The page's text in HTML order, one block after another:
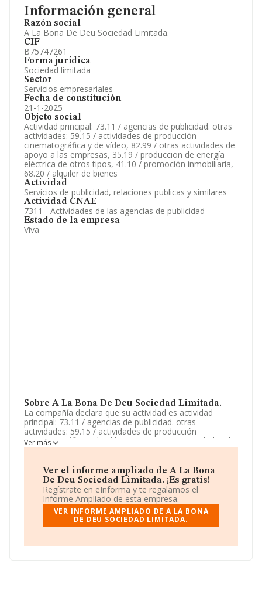
Información general
Razón social
A La Bona De Deu Sociedad Limitada.
CIF
B75747261
Forma jurídica
Sociedad limitada
Sector
Servicios empresariales
Fecha de constitución
21-1-2025
Objeto social
Actividad principal: 73.11 / agencias de publicidad. otras
actividades: 59.15 / actividades de producción
cinematográfica y de vídeo, 82.99 / otras actividades de
apoyo a las empresas, 35.19 / produccion de energía
eléctrica de otros tipos, 41.10 / promoción inmobiliaria,
68.20 / alquiler de bienes
Actividad
Servicios de publicidad, relaciones publicas y similares
Actividad CNAE
7311 - Actividades de las agencias de publicidad
Estado de la empresa
Viva
Sobre A La Bona De Deu Sociedad Limitada.
La compañía declara que su actividad es actividad
principal: 73.11 / agencias de publicidad. otras
actividades: 59.15 / actividades de producción
cinematográfica y de vídeo, 82.99 / otras actividades de
apoyo a las empresas, 35.19 / producción de energía
68.20 / alquiler de bienes. La empresa es una Sociedad
Limitada. Su actividad CNAE es 'Agencias de publicidad'
con código 7311. La empresa no tiene actividad en
mercados exteriores.
La empresa españolaA La Bona de Deu Sociedad
Limitada, NIF B75747261, tiene domicilio fiscal en
de Paterna, en Valencia, Comunidad Valenciana.
Ver más
Ver el informe ampliado de A La Bona
De Deu Sociedad Limitada. ¡Es gratis!
Regístrate en eInforma y te regalamos el
Informe Ampliado de esta empresa.
VER INFORME AMPLIADO DE A LA BONA
DE DEU SOCIEDAD LIMITADA.
Información oficial y registral complementaria.